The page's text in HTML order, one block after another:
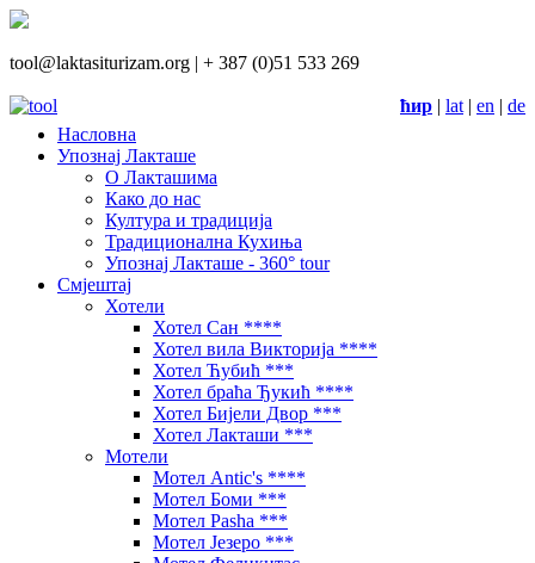
tool@laktasiturizam.org | + 387 (0)51 533 269
ћир | lat | en | de
Насловна
Упознај Лакташе
О Лакташима
Како до нас
Култура и традиција
Традиционална Кухиња
Упознај Лакташе - 360° tour
Смјештај
Хотели
Хотел Сан ****
Хотел вила Викторија ****
Хотел Ћубић ***
Хотел браћа Ђукић ****
Хотел Бијели Двор ***
Хотел Лакташи ***
Мотели
Мотел Antic's ****
Мотел Боми ***
Мотел Pasha ***
Мотел Језеро ***